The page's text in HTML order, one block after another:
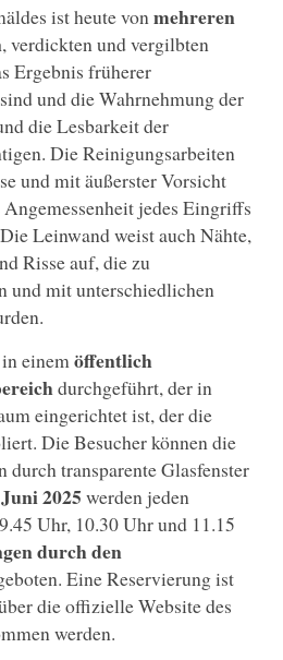
ist heute vonmehreren
, verdickten und vergilbten
Ergebnis früherer
und die Wahrnehmung der
die Lesbarkeit der
Die Reinigungsarbeiten
und mit äußerster Vorsicht
jedes Eingriffs
Leinwand weist auch Nähte,
Risse auf, die zu
und mit unterschiedlichen
einemöffentlich
durchgeführt, der in
eingerichtet ist, der die
Die Besucher können die
durch transparente Glasfenster
2025 werden jeden
Uhr, 10.30 Uhr und 11.15
durch den
Eine Reservierung ist
die offizielle Website des
werden.